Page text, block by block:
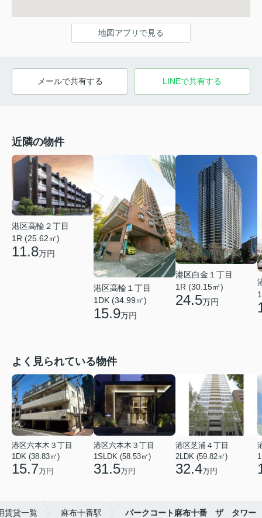
地図アプリで見る
メールで共有する LINEで共有する
近隣の物件
港区高輪２丁目
1R (25.62㎡)
11.8万円
港区高輪１丁目
1DK (34.99㎡)
15.9万円
港区白金１丁目
1R (30.15㎡)
24.5万円
よく見られている物件
港区六本木３丁目
1DK (38.83㎡)
15.7万円
港区六本木３丁目
1SLDK (58.53㎡)
31.5万円
港区芝浦４丁目
2LDK (59.82㎡)
32.4万円
賃貸一覧 麻布十番駅 パークコート麻布十番 ザ タワー